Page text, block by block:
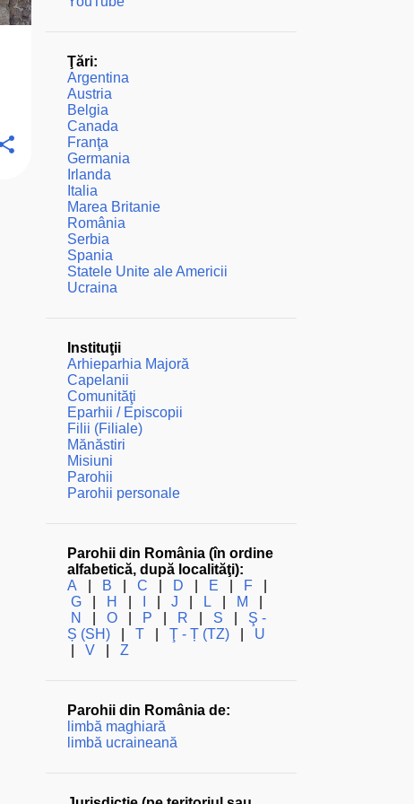
Ţări:
Argentina
Austria
Belgia
Canada
Franţa
Germania
Irlanda
Italia
Marea Britanie
România
Serbia
Spania
Statele Unite ale Americii
Ucraina
Instituţii
Arhieparhia Majoră
Capelanii
Comunităţi
Eparhii / Episcopii
Filii (Filiale)
Mănăstiri
Misiuni
Parohii
Parohii personale
Parohii din România (în ordine
alfabetică, după localităţi):
A
B C D E F|
G| H J L M
N
O| P R S
Ş -
Ș (SH)| T| Ţ - Ț (TZ)| U
V| Z
Parohii din România de:
limbă maghiară
limbă ucraineană